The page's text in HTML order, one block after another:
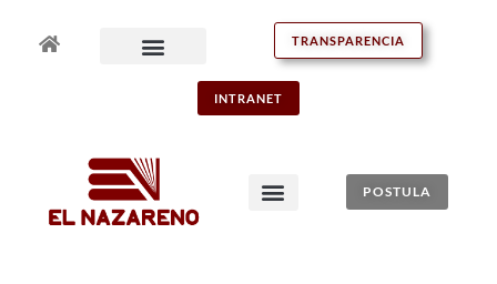
TRANSPARENCIA
INTRANET
POSTULA